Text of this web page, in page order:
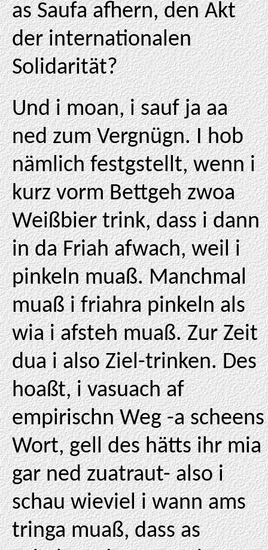
as Saufa afhern, den Akt
der internationalen
Solidarität?
Und i moan, i sauf ja aa
ned zum Vergnügn. I hob
nämlich festgstellt, wenn i
kurz vorm Bettgeh zwoa
Weißbier trink, dass i dann
in da Friah afwach, weil i
pinkeln muaß. Manchmal
muaß i friahra pinkeln als
wia i afsteh muaß. Zur Zeit
dua i also Ziel-trinken. Des
hoaßt, i vasuach af
empirischn Weg -a scheens
Wort, gell des hätts ihr mia
gar ned zuatraut- also i
schau wieviel i wann ams
tringa muaß, dass as